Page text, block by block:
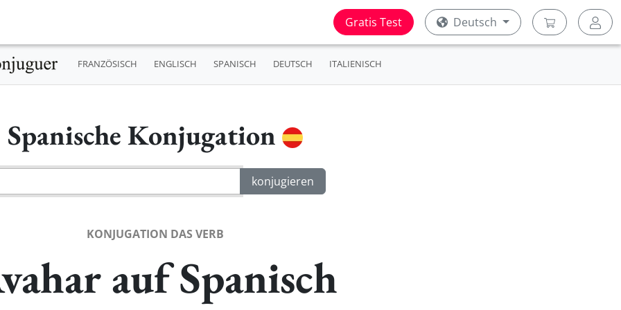
Gratis Test Deutsch
FRANZÖSISCH ENGLISCH SPANISCH DEUTSCH ITALIENISCH
Spanische Konjugation
KONJUGATION DAS VERB
auf Spanisch